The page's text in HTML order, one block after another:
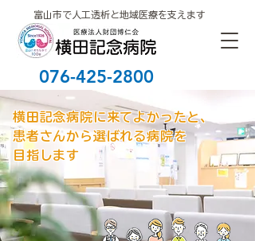
富山市で人工透析と地域医療を支えます
076-425-2800
横田記念病院に来てよかったと、
患者さんから選ばれる病院を
目指します